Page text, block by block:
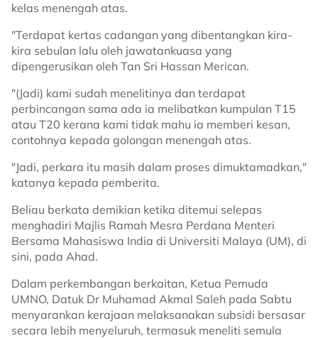
kelas menengah atas.
"Terdapat kertas cadangan yang dibentangkan kira-
kira sebulan lalu oleh jawatankuasa yang
dipengerusikan oleh Tan Sri Hassan Merican.
"(Jadi) kami sudah menelitinya dan terdapat
perbincangan sama ada ia melibatkan kumpulan T15
atau T20 kerana kami tidak mahu ia memberi kesan,
contohnya kepada golongan menengah atas.
"Jadi, perkara itu masih dalam proses dimuktamadkan,"
katanya kepada pemberita.
Beliau berkata demikian ketika ditemui selepas
menghadiri Majlis Ramah Mesra Perdana Menteri
Bersama Mahasiswa India di Universiti Malaya (UM), di
sini, pada Ahad.
Dalam perkembangan berkaitan, Ketua Pemuda
UMNO, Datuk Dr Muhamad Akmal Saleh pada Sabtu
menyarankan kerajaan melaksanakan subsidi bersasar
secara lebih menyeluruh, termasuk meneliti semula